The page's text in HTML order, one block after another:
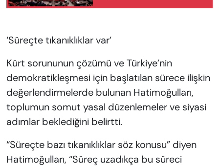
‘Süreçte tıkanıklıklar var’
Kürt sorununun çözümü ve Türkiye’nin
demokratikleşmesi için başlatılan sürece ilişkin
değerlendirmelerde bulunan Hatimoğulları,
toplumun somut yasal düzenlemeler ve siyasi
adımlar beklediğini belirtti.
“Süreçte bazı tıkanıklıklar söz konusu” diyen
Hatimoğulları, “Süreç uzadıkça bu süreci